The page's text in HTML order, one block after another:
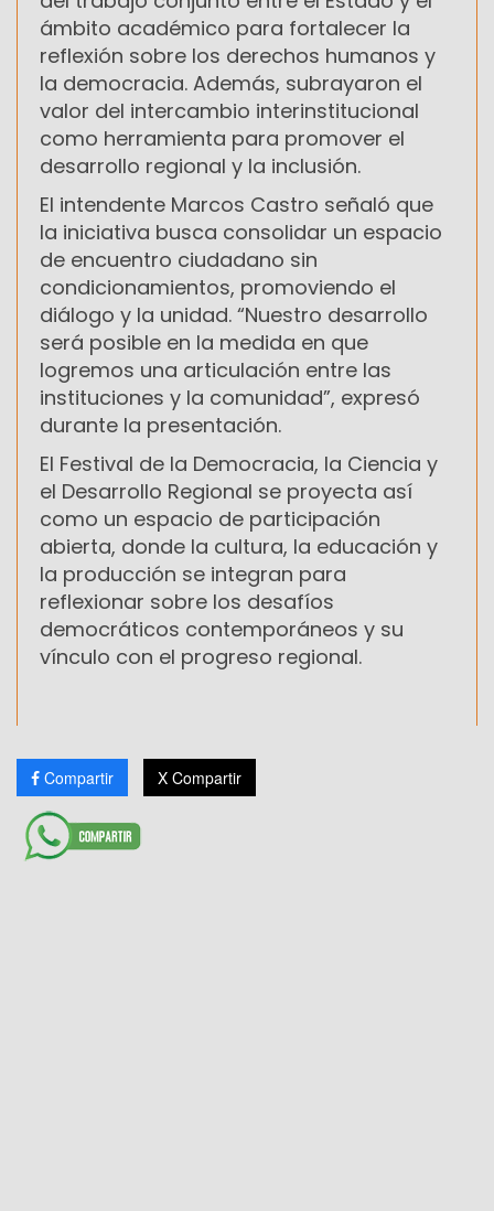
ámbito académico para fortalecer la
reflexión sobre los derechos humanos y
la democracia. Además, subrayaron el
valor del intercambio interinstitucional
como herramienta para promover el
desarrollo regional y la inclusión.
El intendente Marcos Castro señaló que
la iniciativa busca consolidar un espacio
de encuentro ciudadano sin
condicionamientos, promoviendo el
diálogo y la unidad. “Nuestro desarrollo
será posible en la medida en que
logremos una articulación entre las
instituciones y la comunidad”, expresó
durante la presentación.
El Festival de la Democracia, la Ciencia y
el Desarrollo Regional se proyecta así
como un espacio de participación
abierta, donde la cultura, la educación y
la producción se integran para
reflexionar sobre los desafíos
democráticos contemporáneos y su
vínculo con el progreso regional.
Compartir X Compartir